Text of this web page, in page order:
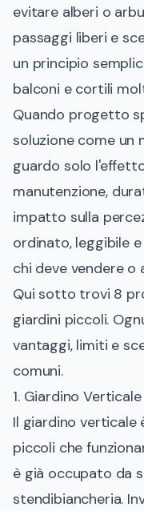
evitare alberi o
passaggi liberi e
un principio
balconi e cortili
Quando progetto
soluzione come un
guardo solo
manutenzione,
impatto sulla
ordinato, leggibile
chi deve vendere o
Qui sotto trovi 8
giardini piccoli.
vantaggi, limiti e
comuni.
1. Giardino Verticale
Il giardino verticale
piccoli che
è già occupato da
stendibiancheria.